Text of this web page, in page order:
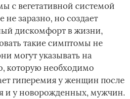
с вегетативной системой
не заразно, но создает
дискомфорт в жизни,
такие симптомы не
могут указывать на
которую необходимо
гиперемия у женщин после
и у новорожденных, мужчин.